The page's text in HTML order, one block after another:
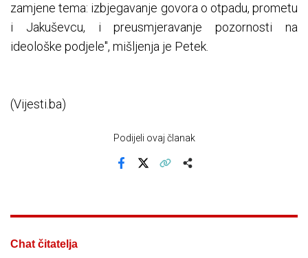
zamjene tema: izbjegavanje govora o otpadu, prometu
i Jakuševcu, i preusmjeravanje pozornosti na
ideološke podjele", mišljenja je Petek.
(Vijesti.ba)
Podijeli ovaj članak
Chat čitatelja